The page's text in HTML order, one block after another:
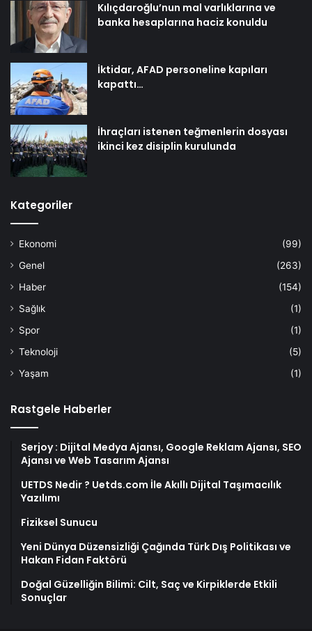
Kılıçdaroğlu’nun mal varlıklarına ve
banka hesaplarına haciz konuldu
İktidar, AFAD personeline kapıları
kapattı…
İhraçları istenen teğmenlerin dosyası
ikinci kez disiplin kurulunda
Kategoriler
Ekonomi
(99)
Genel
(263)
Haber
(154)
Sağlık
(1)
Spor
(1)
Teknoloji
(5)
Yaşam
(1)
Rastgele Haberler
Serjoy : Dijital Medya Ajansı, Google Reklam Ajansı, SEO
Ajansı ve Web Tasarım Ajansı
UETDS Nedir ? Uetds.com İle Akıllı Dijital Taşımacılık
Yazılımı
Fiziksel Sunucu
Yeni Dünya Düzensizliği Çağında Türk Dış Politikası ve
Hakan Fidan Faktörü
Doğal Güzelliğin Bilimi: Cilt, Saç ve Kirpiklerde Etkili
Sonuçlar